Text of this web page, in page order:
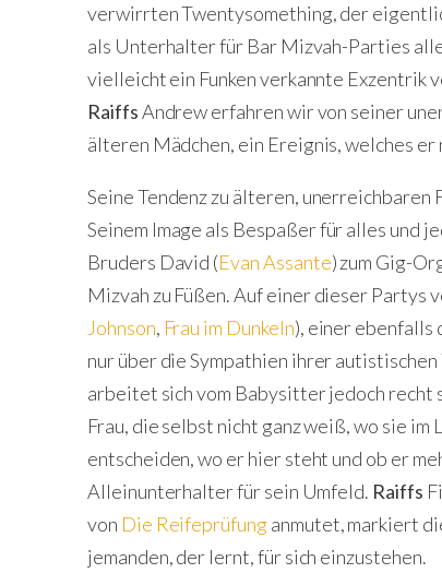
verwirrten Twentysomething, der
als Unterhalter für Bar Mizvah-Parties
vielleicht ein Funken verkannte Exzentrik
RaiffsAndrew erfahren wir von seiner
älteren Mädchen, ein Ereignis, welches
Seine Tendenz zu älteren,
Seinem Image als Bespaßer für alles und
Bruders David (Evan Assante) zum Gig-
Mizvah zu Füßen. Auf einer dieser Partys
Johnson, Frau im Dunkeln), einer ebenfalls
nur über die Sympathien ihrer autistischen
arbeitet sich vom Babysitter jedoch recht
Frau, die selbst nicht ganz weiß, wo sie
entscheiden, wo er hier steht und ob er
Alleinunterhalter für sein Umfeld. Raiffs
von Die Reifeprüfunganmutet, markiert
jemanden, der lernt, für sich einzustehen.